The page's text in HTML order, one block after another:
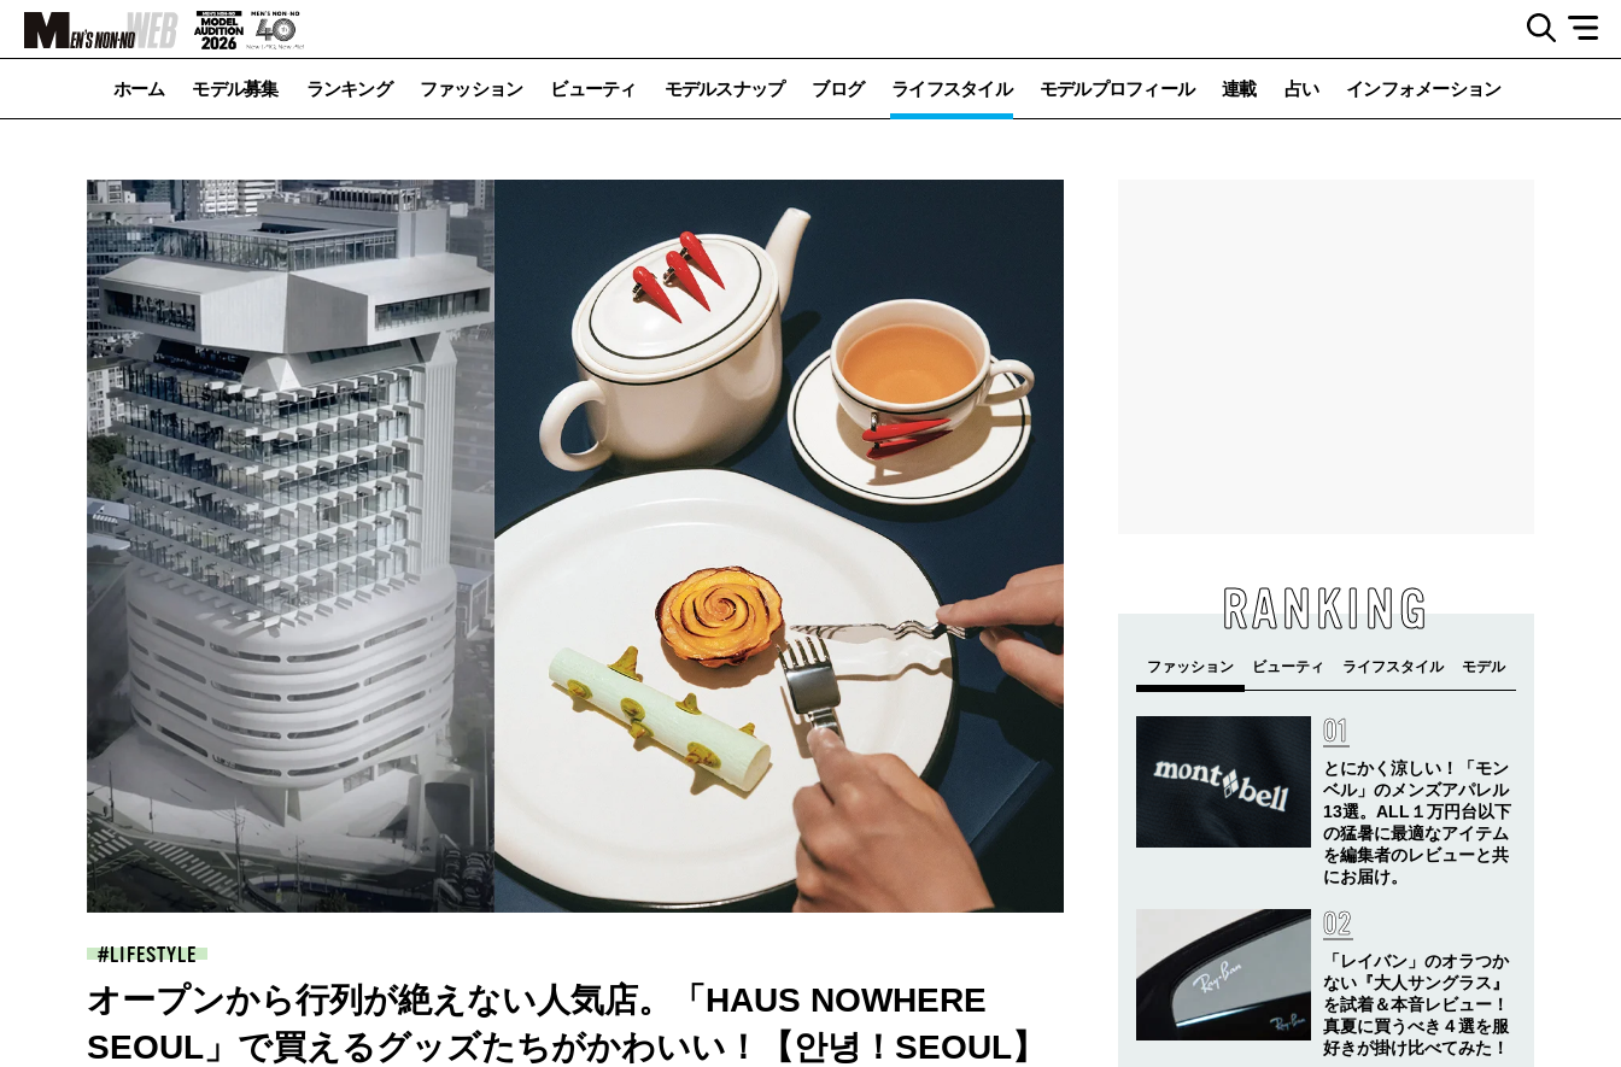
ホーム モデル募集 ランキング ファッション ビューティ モデルスナップ ブログ ライフスタイル モデルプロフィール 連載 占い インフォメーション
LIFESTYLE
オープンから行列が絶えない人気店。「HAUS NOWHERE
SEOUL」で買えるグッズたちがかわいい！【안녕！SEOUL】
RANKING
とにかく涼しい！「モン
ベル」のメンズアパレル
13選。ALL１万円台以下
の猛暑に最適なアイテム
を編集者のレビューと共
にお届け。
「レイバン」のオラつか
ない『大人サングラス』
を試着＆本音レビュー！
真夏に買うべき４選を服
好きが掛け比べてみた！